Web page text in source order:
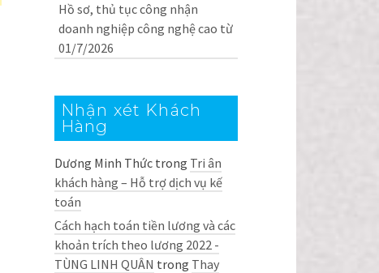
Hồ sơ, thủ tục công nhận
doanh nghiệp công nghệ cao từ
01/7/2026
Nhận xét Khách
Hàng
Dương Minh Thứctrong Tri ân
khách hàng – Hỗ trợ dịch vụ kế
toán
Cách hạch toán tiền lương và các
khoản trích theo lương 2022 -
TÙNG LINH QUÂN trong Thay